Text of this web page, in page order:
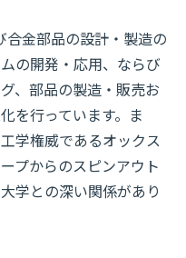
金部品の設計・製造の
の開発・応用、ならび
、部品の製造・販売お
を行っています。ま
学権威であるオックス
プからのスピンアウト
学との深い関係があり